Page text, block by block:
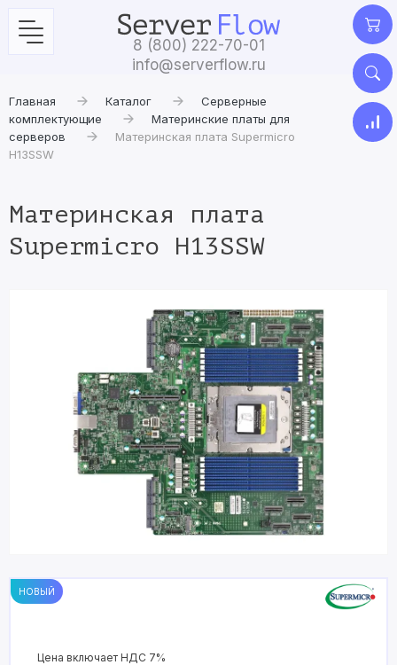
8 (800) 222-70-01
info@serverflow.ru
Главная Каталог
Серверные
комплектующие
Материнские платы для
серверов
Материнская плата Supermicro
H13SSW
Материнская плата
Supermicro H13SSW
НОВЫЙ
Цена включает НДС 7%